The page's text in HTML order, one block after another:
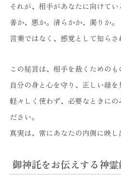
それが、相手があなたに向けてい
善か、悪か。清らかか、濁りか。
言葉ではなく、感覚として知らさ
この秘言は、相手を裁くためのも
自分の身と心を守り、正しい縁を
軽々しく使わず、必要なときにの
ださい。
真実は、常にあなたの内側に映し
御神託をお伝えする神